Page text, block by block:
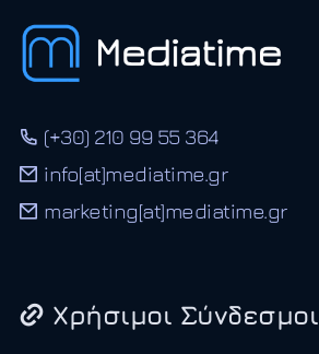
(+30) 210 99 55 364
info[at]mediatime.gr
marketing[at]mediatime.gr
Χρήσιμοι Σύνδεσμοι